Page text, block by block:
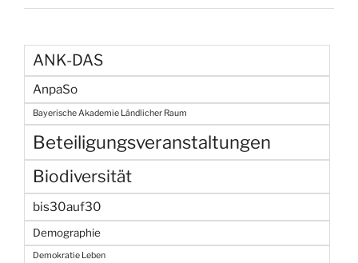
ANK-DAS
AnpaSo
Bayerische Akademie Ländlicher Raum
Beteiligungsveranstaltungen
Biodiversität
bis30auf30
Demographie
Demokratie Leben